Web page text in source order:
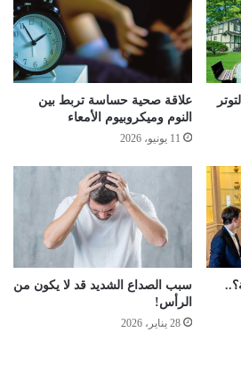
علاقة صحية حساسة تربط بين
النوم وميكروبيوم الأمعاء
11 يونيو، 2026
سبب الصداع الشديد قد لا يكون من
الرأس!
28 يناير، 2026